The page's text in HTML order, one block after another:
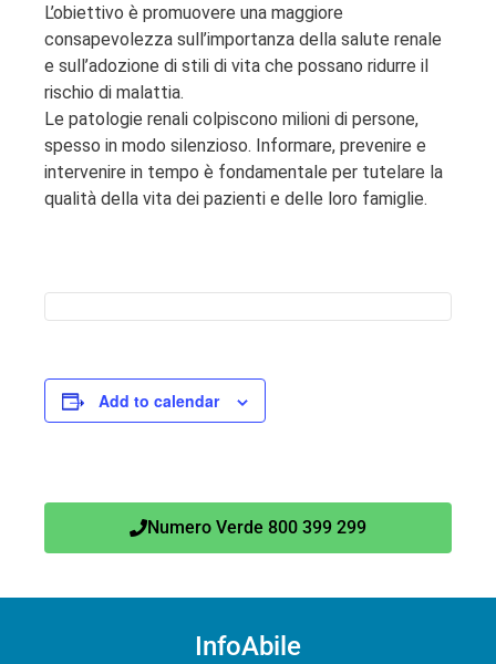
L’obiettivo è promuovere una maggiore
consapevolezza sull’importanza della salute renale
e sull’adozione di stili di vita che possano ridurre il
rischio di malattia.
Le patologie renali colpiscono milioni di persone,
spesso in modo silenzioso. Informare, prevenire e
intervenire in tempo è fondamentale per tutelare la
qualità della vita dei pazienti e delle loro famiglie.
Add to calendar
Numero Verde 800 399 299
InfoAbile